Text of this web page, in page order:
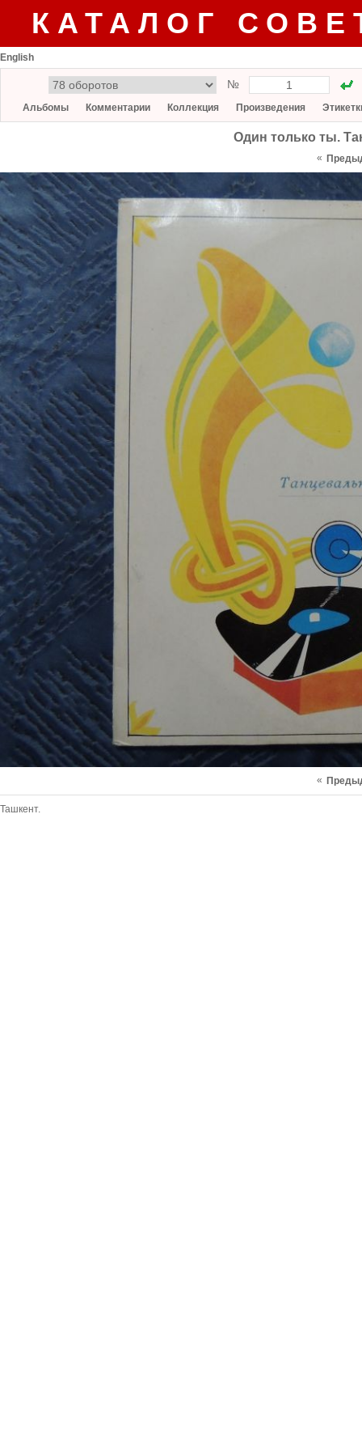
КАТАЛОГ
English
№
Альбомы Комментарии Коллекция Произведения
Один только ты.
«
«
Ташкент.